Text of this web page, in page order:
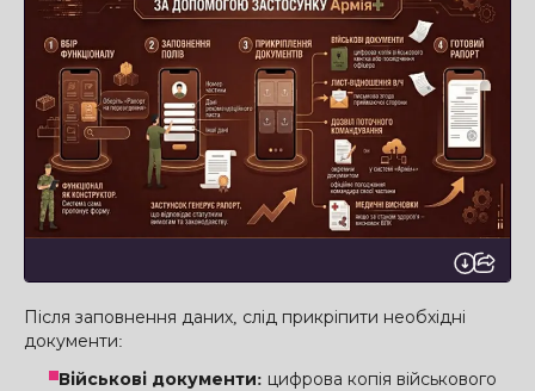
Після заповнення даних, слід прикріпити необхідні
документи:
Військові документи: цифрова копія військового